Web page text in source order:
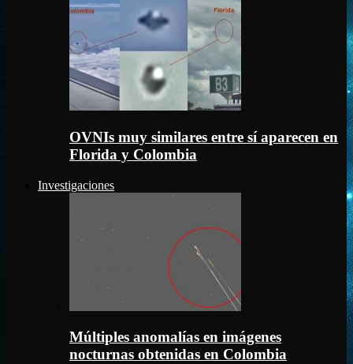
OVNIs muy similares entre sí aparecen en
Florida y Colombia
Investigaciones
Múltiples anomalías en imágenes
nocturnas obtenidas en Colombia